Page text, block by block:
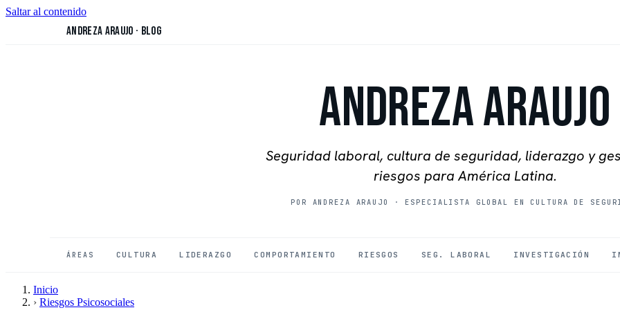
Saltar al contenido
Andreza Araujo · Blog
Andreza Araujo
Seguridad laboral, cultura de seguridad, liderazgo y
riesgos para América Latina.
POR ANDREZA ARAUJO · ESPECIALISTA GLOBAL EN CULTURA DE
ÁREAS CULTURA LIDERAZGO COMPORTAMIENTO RIESGOS SEG. LABORAL INVESTIGACIÓN
Inicio
› Riesgos Psicosociales